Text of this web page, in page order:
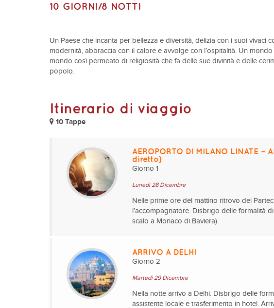
10 GIORNI/8 NOTTI
Un Paese che incanta per bellezza e diversità, delizia con i suoi vivaci
modernità, abbraccia con il calore e avvolge con l’ospitalità. Un
mondo così permeato di religiosità che fa delle sue divinità e delle
popolo.
Itinerario di viaggio
10 Tappe
AEROPORTO DI MILANO LINATE –
diretto)
Giorno 1
Lunedì 28 Dicembre
Nelle prime ore del mattino ritrovo dei
l’accompagnatore. Disbrigo delle formalità
scalo a Monaco di Baviera).
ARRIVO A DELHI
Giorno 2
Martedì 29 Dicembre
Nella notte arrivo a Delhi. Disbrigo delle
assistente locale e trasferimento in hotel.